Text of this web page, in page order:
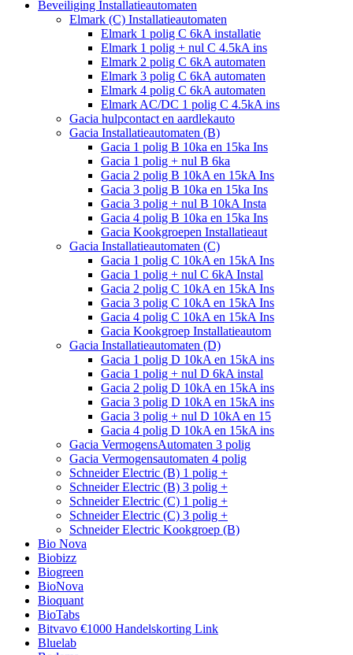
Beveiliging Installatieautomaten
Elmark (C) Installatieautomaten
Elmark 1 polig C 6kA installatie
Elmark 1 polig + nul C 4.5kA ins
Elmark 2 polig C 6kA automaten
Elmark 3 polig C 6kA automaten
Elmark 4 polig C 6kA automaten
Elmark AC/DC 1 polig C 4.5kA ins
Gacia hulpcontact en aardlekauto
Gacia Installatieautomaten (B)
Gacia 1 polig B 10ka en 15ka Ins
Gacia 1 polig + nul B 6ka
Gacia 2 polig B 10kA en 15kA Ins
Gacia 3 polig B 10ka en 15ka Ins
Gacia 3 polig + nul B 10kA Insta
Gacia 4 polig B 10ka en 15ka Ins
Gacia Kookgroepen Installatieaut
Gacia Installatieautomaten (C)
Gacia 1 polig C 10kA en 15kA Ins
Gacia 1 polig + nul C 6kA Instal
Gacia 2 polig C 10kA en 15kA Ins
Gacia 3 polig C 10kA en 15kA Ins
Gacia 4 polig C 10kA en 15kA Ins
Gacia Kookgroep Installatieautom
Gacia Installatieautomaten (D)
Gacia 1 polig D 10kA en 15kA ins
Gacia 1 polig + nul D 6kA instal
Gacia 2 polig D 10kA en 15kA ins
Gacia 3 polig D 10kA en 15kA ins
Gacia 3 polig + nul D 10kA en 15
Gacia 4 polig D 10kA en 15kA ins
Gacia VermogensAutomaten 3 polig
Gacia Vermogensautomaten 4 polig
Schneider Electric (B) 1 polig +
Schneider Electric (B) 3 polig +
Schneider Electric (C) 1 polig +
Schneider Electric (C) 3 polig +
Schneider Electric Kookgroep (B)
Bio Nova
Biobizz
Biogreen
BioNova
Bioquant
BioTabs
Bitvavo €1000 Handelskorting Link
Bluelab